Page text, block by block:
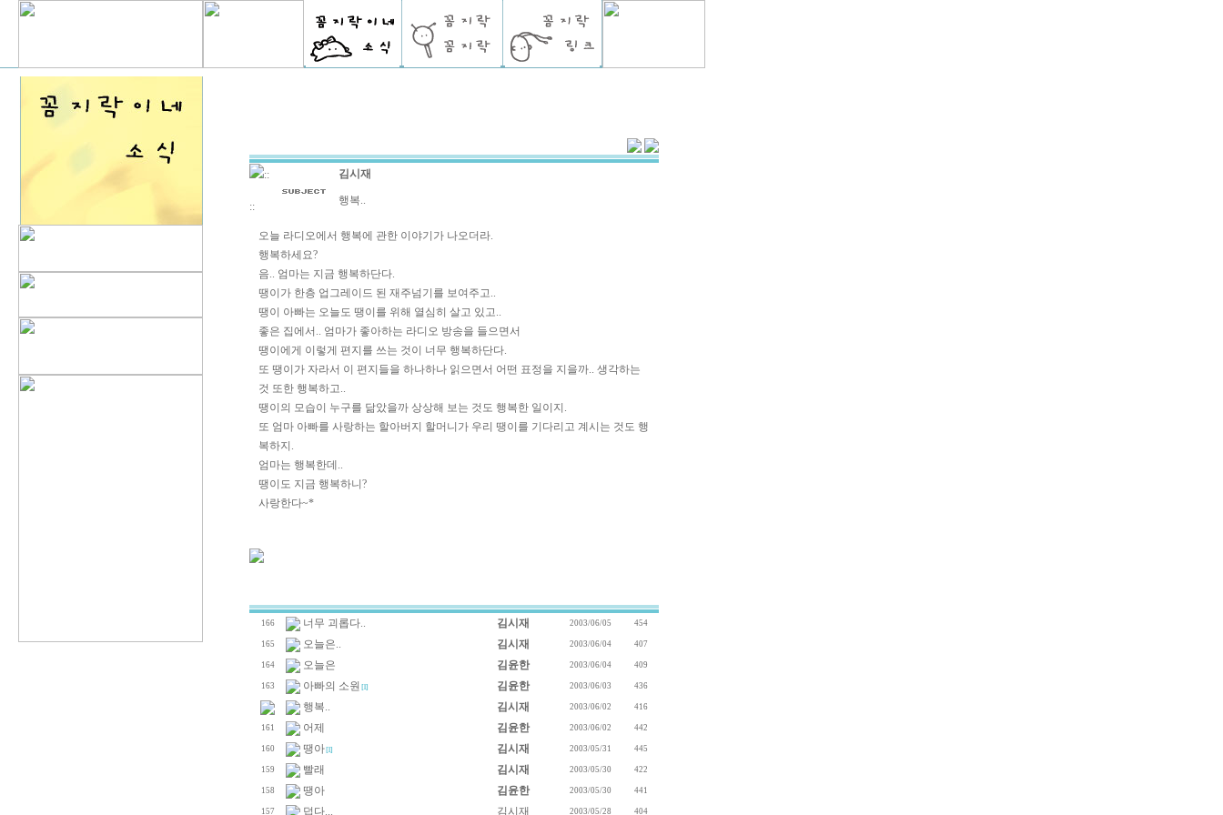
:: 김시재
:: 행복..
오늘 라디오에서 행복에 관한 이야기가 나오더라.
행복하세요?
음.. 엄마는 지금 행복하단다.
땡이가 한층 업그레이드 된 재주넘기를 보여주고..
땡이 아빠는 오늘도 땡이를 위해 열심히 살고 있고..
좋은 집에서.. 엄마가 좋아하는 라디오 방송을 들으면서
땡이에게 이렇게 편지를 쓰는 것이 너무 행복하단다.
또 땡이가 자라서 이 편지들을 하나하나 읽으면서 어떤 표정을 지을까.. 생각하는
것 또한 행복하고..
땡이의 모습이 누구를 닮았을까 상상해 보는 것도 행복한 일이지.
또 엄마 아빠를 사랑하는 할아버지 할머니가 우리 땡이를 기다리고 계시는 것도 행
복하지.
엄마는 행복한데..
땡이도 지금 행복하니?
사랑한다~*
166 너무 괴롭다.. 김시재 2003/06/05 454
165 오늘은.. 김시재 2003/06/04 407
164 오늘은 김윤한 2003/06/04 409
163 아빠의 소원 [1] 김윤한 2003/06/03 436
행복.. 김시재 2003/06/02 416
161 어제 김윤한 2003/06/02 442
160 땡아 [1] 김시재 2003/05/31 445
159 빨래 김시재 2003/05/30 422
158 땡아 김윤한 2003/05/30 441
157 덥다... 김시재 2003/05/28 404